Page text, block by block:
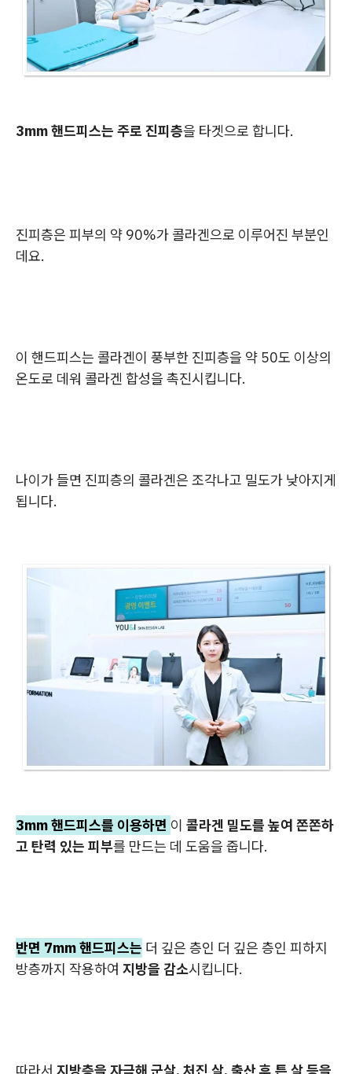
3mm 핸드피스는 주로 진피층을 타겟으로 합니다.
진피층은 피부의 약 90%가 콜라겐으로 이루어진 부분인
데요.
이 핸드피스는 콜라겐이 풍부한 진피층을 약 50도 이상의
온도로 데워 콜라겐 합성을 촉진시킵니다.
나이가 들면 진피층의 콜라겐은 조각나고 밀도가 낮아지게
됩니다.
3mm 핸드피스를 이용하면 이 콜라겐 밀도를 높여 쫀쫀하
고 탄력 있는 피부를 만드는 데 도움을 줍니다.
반면 7mm 핸드피스는 더 깊은 층인 더 깊은 층인 피하지
방층까지 작용하여 지방을 감소시킵니다.